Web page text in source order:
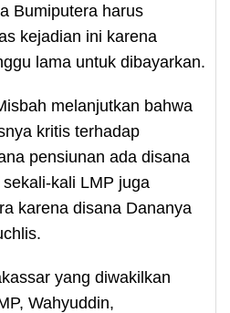
Bumiputera harus
kejadian ini karena
lama untuk dibayarkan.
melanjutkan bahwa
kritis terhadap
pensiunan ada disana
kali LMP juga
karena disana Dananya
yang diwakilkan
Wahyuddin,